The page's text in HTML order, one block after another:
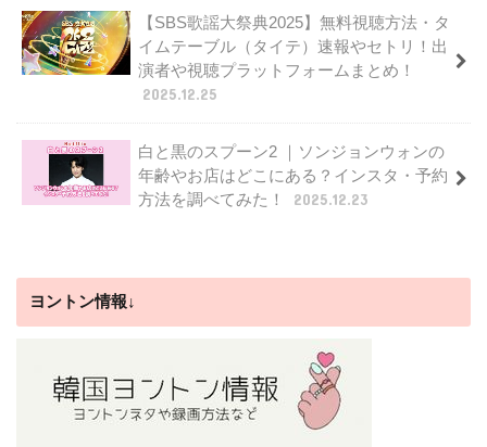
【SBS歌謡大祭典2025】無料視聴方法・タ
イムテーブル（タイテ）速報やセトリ！出
演者や視聴プラットフォームまとめ！
2025.12.25
白と黒のスプーン2 ｜ソンジョンウォンの
年齢やお店はどこにある？インスタ・予約
方法を調べてみた！
2025.12.23
ヨントン情報↓